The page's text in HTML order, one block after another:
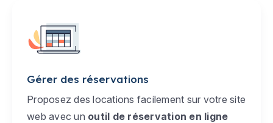
Gérer des réservations
Proposez des locations facilement sur votre site
web avec un outil de réservation en ligne